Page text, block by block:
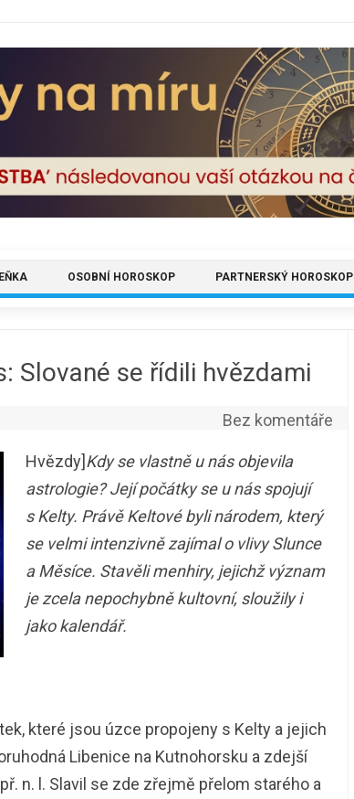
OSOBNÍ HOROSKOP PARTNERSKÝ HOROSKOP
Slované se řídili hvězdami
Bez komentáře
Hvězdy]Kdy se vlastně u nás objevila
astrologie? Její počátky se u nás spojují
s Kelty. Právě Keltové byli národem, který
se velmi intenzivně zajímal o vlivy Slunce
a Měsíce. Stavěli menhiry, jejichž význam
je zcela nepochybně kultovní, sloužily i
jako kalendář.
které jsou úzce propojeny s Kelty a jejich
Libenice na Kutnohorsku a zdejší
n. l. Slavil se zde zřejmě přelom starého a